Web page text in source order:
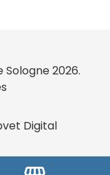
2026.
Digital